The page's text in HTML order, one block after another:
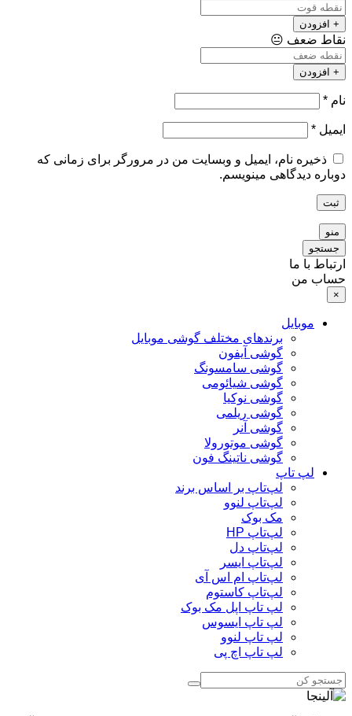
+ افزودن
نقاط ضعف 😐
+ افزودن
نام *
ایمیل *
ذخیره نام، ایمیل و وبسایت من در مرورگر برای زمانی که
دوباره دیدگاهی مینویسم.
ثبت
منو
جستجو
ارتباط با ما
حساب من
×
موبایل
برندهای مختلف گوشی موبایل
گوشی آیفون
گوشی سامسونگ
گوشی شیائومی
گوشی نوکیا
گوشی ریلمی
گوشی آنر
گوشی موتورولا
گوشی ناتینگ فون
لپ تاپ
لپ‌تاپ بر اساس برند
لپ‌تاپ لنوو
مک بوک
لپ‌تاپ HP
لپ‌تاپ دل
لپ‌تاپ ایسر
لپ‌تاپ ام اس آی
لپ‌تاپ کاستوم
لپ تاپ اپل مک بوک
لپ تاپ ایسوس
لپ تاپ لنوو
لپ تاپ اچ پی